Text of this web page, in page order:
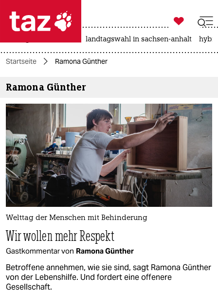
 taz zahl ich
taz zahl ich
themen
politik
öko
gesellschaft
kultur
sport
berlin
nord
wahrheit
verlag

taz zahl ich
landtagswahl in sachsen-anhalt
Startseite Ramona Günther
Ramona Günther
Welttag der Menschen mit Behinderung
Wir wollen mehr Respekt
Gastkommentar von Ramona Günther
Betroffene annehmen, wie sie sind, sagt Ramona Günther
von der Lebenshilfe. Und fordert eine offenere
Gesellschaft.